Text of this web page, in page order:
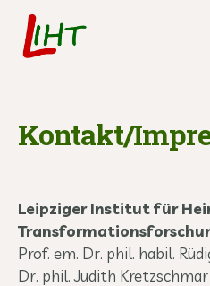
Kontakt/
Leipziger Institut für
Prof. em. Dr. phil. habil.
Dr. phil. Judith Kretzschmar